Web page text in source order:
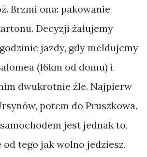
Brzmi ona: pakowanie
Decyzji żałujemy
jazdy, gdy meldujemy
(16km od domu) i
dwukrotnie źle. Najpierw
potem do Pruszkowa.
jest jednak to,
od tego jak wolno jedziesz,